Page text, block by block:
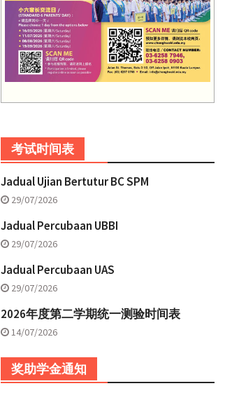
考试时间表
Jadual Ujian Bertutur BC SPM
29/07/2026
Jadual Percubaan UBBI
29/07/2026
Jadual Percubaan UAS
29/07/2026
2026年度第二学期统一测验时间表
14/07/2026
奖助学金通知